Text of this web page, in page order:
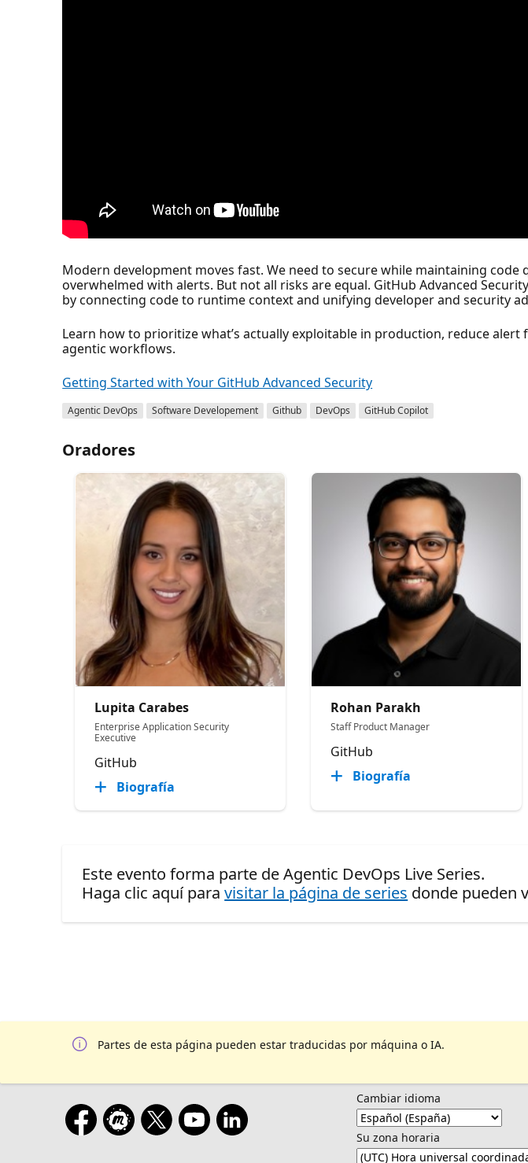
Modern development moves fast. We need to secure while maintaining code
overwhelmed with alerts. But not all risks are equal. GitHub Advanced
by connecting code to runtime context and unifying developer and security
Learn how to prioritize what’s actually exploitable in production, reduce
agentic workflows.
Getting Started with Your GitHub Advanced Security
Agentic DevOps Software Developement Github DevOps GitHub Copilot
Oradores
Lupita Carabes
Enterprise Application Security
Executive
GitHub
Biografía
Rohan Parakh
Staff Product Manager
GitHub
Biografía
Este evento forma parte de Agentic DevOps Live Series.
Haga clic aquí paravisitar la página de series donde pueden
Partes de esta página pueden estar traducidas por máquina o IA.
Cambiar idioma
Su zona horaria